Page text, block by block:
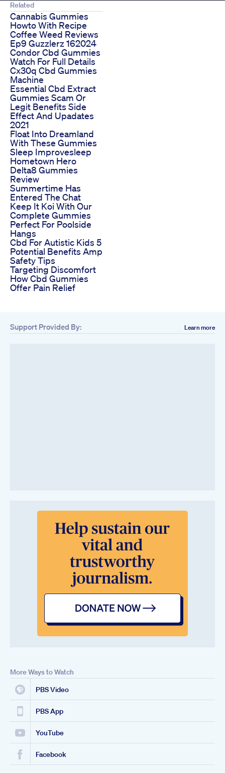
Related
Cannabis Gummies
Howto With Recipe
Coffee Weed Reviews
Ep9 Guzzlerz 162024
Condor Cbd Gummies
Watch For Full Details
Cx30q Cbd Gummies
Machine
Essential Cbd Extract
Gummies Scam Or
Legit Benefits Side
Effect And Upadates
2021
Float Into Dreamland
With These Gummies
Sleep Improvesleep
Hometown Hero
Delta8 Gummies
Review
Summertime Has
Entered The Chat
Keep It Koi With Our
Complete Gummies
Perfect For Poolside
Hangs
Cbd For Autistic Kids 5
Potential Benefits Amp
Safety Tips
Targeting Discomfort
How Cbd Gummies
Offer Pain Relief
Support Provided By: Learn more
More Ways to Watch
PBS Video
PBS App
YouTube
Facebook